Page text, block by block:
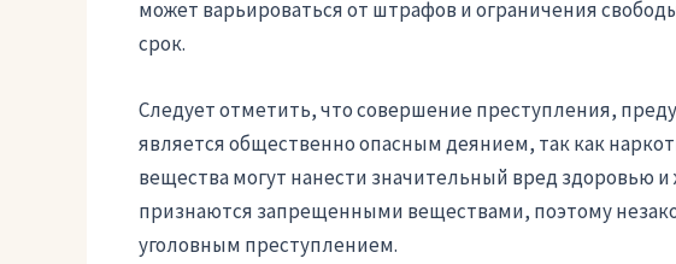
может варьироваться от штрафов и ограничения
срок.
Следует отметить, что совершение преступления,
является общественно опасным деянием, так как
вещества могут нанести значительный вред здоровью
признаются запрещенными веществами, поэтому
уголовным преступлением.